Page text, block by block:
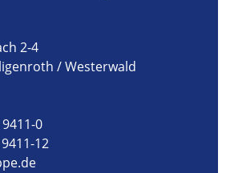
2-4
/ Westerwald
0
12